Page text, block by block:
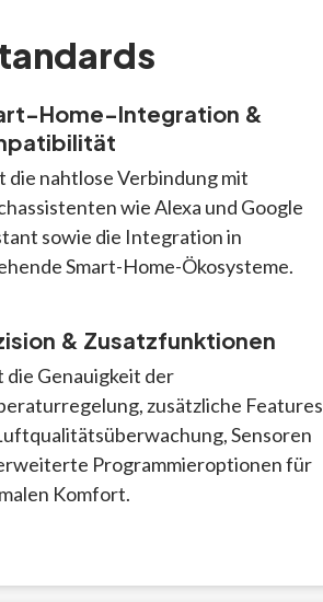
Home-Integration &
die nahtlose Verbindung mit
wie Alexa und Google
sowie die Integration in
Smart-Home-Ökosysteme.
& Zusatzfunktionen
die Genauigkeit der
zusätzliche Features
Sensoren
Programmieroptionen für
Komfort.